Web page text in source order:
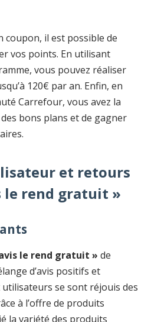
coupon, il est possible de
vos points. En utilisant
vous pouvez réaliser
120€ par an. Enfin, en
Carrefour, vous avez la
bons plans et de gagner
et retours
le rend gratuit »
le rend gratuit » de
d’avis positifs et
se sont réjouis des
à l’offre de produits
la variété des produits